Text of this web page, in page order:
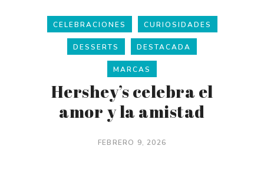
CELEBRACIONES CURIOSIDADES
DESSERTS DESTACADA
MARCAS
Hershey’s celebra el
amor y la amistad
FEBRERO 9, 2026